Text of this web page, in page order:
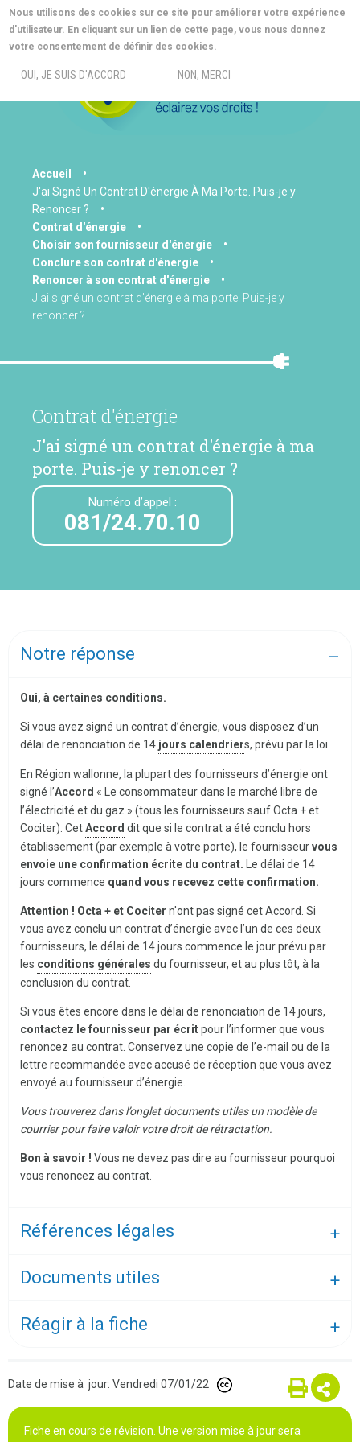
Nous utilisons des cookies sur ce site pour améliorer votre expérience
d'utilisateur. En cliquant sur un lien de cette page, vous nous donnez
votre consentement de définir des cookies.
OUI, JE SUIS D'ACCORD NON, MERCI
Aller
au
contenu
MENU
You
are
here
Accueil
J'ai Signé Un Contrat D'énergie À Ma Porte. Puis-je y
Renoncer ?
Contrat d'énergie
Choisir son fournisseur d'énergie
Conclure son contrat d'énergie
Renoncer à son contrat d'énergie
J'ai signé un contrat d'énergie à ma porte. Puis-je y
renoncer ?
Contrat d'énergie
J'ai signé un contrat d'énergie à ma
porte. Puis-je y renoncer ?
Numéro d’appel :
081/24.70.10
Notre réponse
Oui, à certaines conditions.
Si vous avez signé un contrat d’énergie, vous disposez d’un
délai de renonciation de 14 jours calendriers, prévu par la loi.
En Région wallonne, la plupart des fournisseurs d’énergie ont
signé l’Accord « Le consommateur dans le marché libre de
l’électricité et du gaz » (tous les fournisseurs sauf Octa + et
Cociter). CetAccord dit que si le contrat a été conclu hors
établissement (par exemple à votre porte), le fournisseurvous
envoie une confirmation écrite du contrat.
Le délai de 14
jours commence quand vous recevez cette confirmation.
Attention ! Octa + et Cociter n'ont pas signé cet Accord. Si
vous avez conclu un contrat d’énergie avec l’un de ces deux
fournisseurs, le délai de 14 jours commence le jour prévu par
les conditions générales du fournisseur, et au plus tôt, à la
conclusion du contrat.
Si vous êtes encore dans le délai de renonciation de 14 jours,
contactez le fournisseur par écritpour l’informer que vous
renoncez au contrat. Conservez une copie de l’e-mail ou de la
lettre recommandée avec accusé de réception que vous avez
envoyé au fournisseur d’énergie.
Vous trouverez dans l’onglet documents utiles un modèle de
courrier pour faire valoir votre droit de rétractation.
Bon à savoir ! Vous ne devez pas dire au fournisseur pourquoi
vous renoncez au contrat.
Références légales
Documents utiles
Réagir à la fiche
Date de mise à jour: Vendredi 07/01/22
Fiche en cours de révision. Une version mise à jour sera